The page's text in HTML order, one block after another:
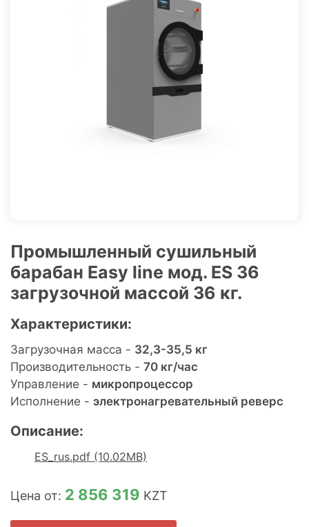
Промышленный сушильный
барабан Easy line мод. ES 36
загрузочной массой 36 кг.
Характеристики:
Загрузочная масса - 32,3-35,5 кг
Производительность - 70 кг/час
Управление - микропроцессор
Исполнение - электронагревательный реверс
Описание:
ES_rus.pdf (10.02MB)
Цена от: 2 856 319 KZT